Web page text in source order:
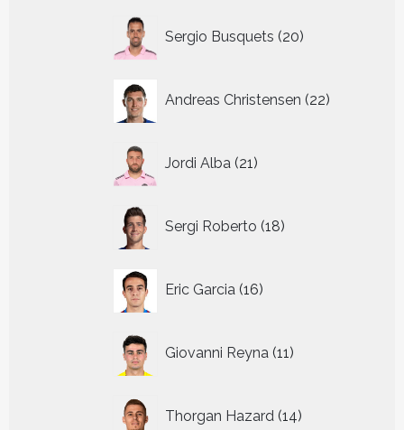
Sergio Busquets 20
producten
Andreas Christensen 22
producten
Jordi Alba 21
producten
Sergi Roberto 18
producten
Eric Garcia 16
producten
Giovanni Reyna 11
producten
Thorgan Hazard 14
producten